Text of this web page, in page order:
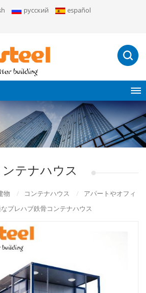
русский
español
ンテナハウス
物 / コンテナハウス /
アパートやオフィ
プレハブ鉄骨コンテナハウス